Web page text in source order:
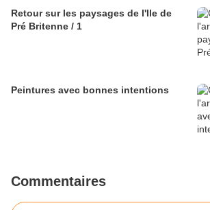
Retour sur les paysages de l'Ile de
Pré Britenne / 1
Peintures avec bonnes intentions
Commentaires